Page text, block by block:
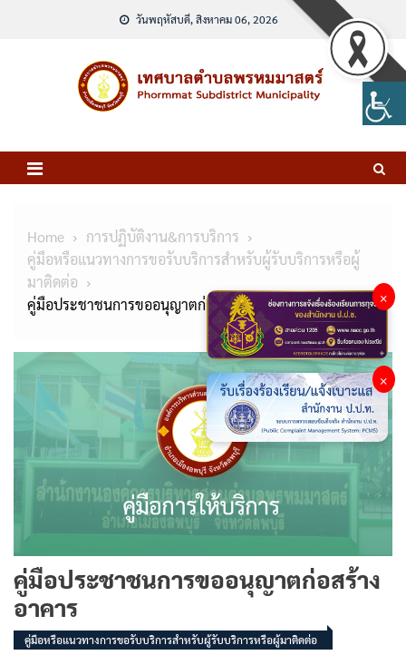
วันพฤหัสบดี, สิงหาคม 06, 2026
Home
การปฏิบัติงาน&การบริการ
คู่มือหรือแนวทางการขอรับบริการสำหรับผู้รับบริการหรือผู้
มาติดต่อ
คู่มือประชาชนการขออนุญาตก่อสร้างอาคาร
คู่มือประชาชนการขออนุญาตก่อสร้าง
อาคาร
คู่มือหรือแนวทางการขอรับบริการสำหรับผู้รับบริการหรือผู้มาติดต่อ
×
×